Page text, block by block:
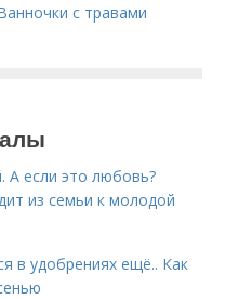
с травами
если это любовь?
из семьи к молодой
в удобрениях ещё.. Как